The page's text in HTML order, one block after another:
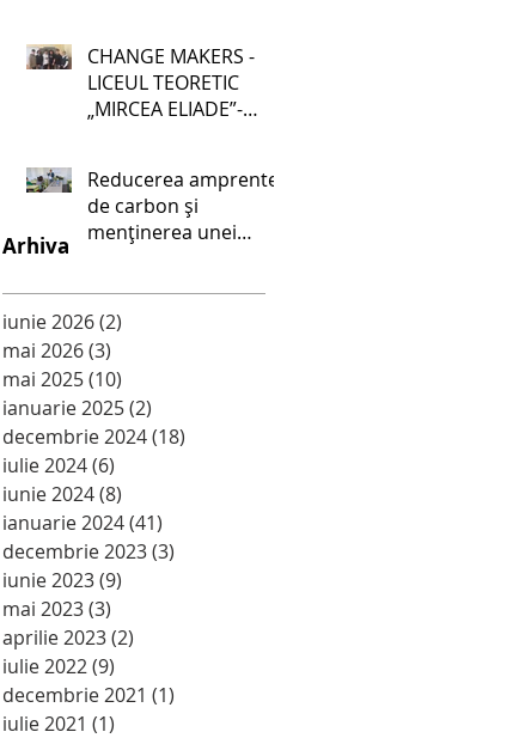
CHANGE MAKERS -
LICEUL TEORETIC
„MIRCEA ELIADE”-
Reducerea amprentei
de carbon și
menținerea unei
Palanca
Arhiva
iunie 2026(2)
mai 2026(3)
mai 2025(10)
ianuarie 2025(2)
decembrie 2024(18)
iulie 2024(6)
iunie 2024(8)
ianuarie 2024(41)
decembrie 2023(3)
iunie 2023(9)
mai 2023(3)
aprilie 2023(2)
iulie 2022(9)
decembrie 2021 (1)
iulie 2021 (1)